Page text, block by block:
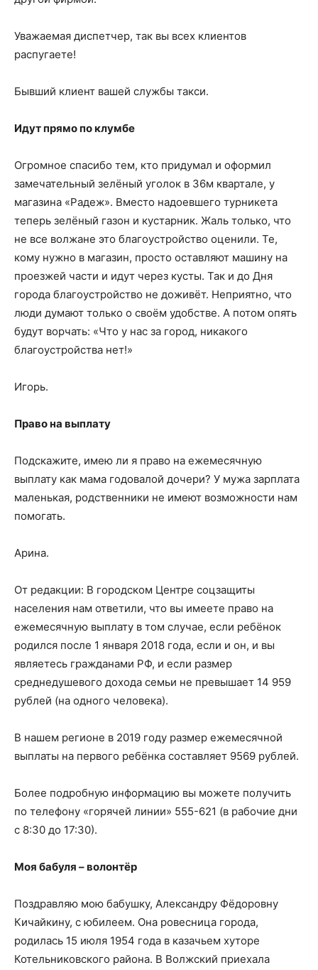
Уважаемая диспетчер, так вы всех клиентов
распугаете!
Бывший клиент вашей службы такси.
Идут прямо по клумбе
Огромное спасибо тем, кто придумал и оформил
замечательный зелёный уголок в 36м квартале, у
магазина «Радеж». Вместо надоевшего турникета
теперь зелёный газон и кустарник. Жаль только, что
не все волжане это благоустройство оценили. Те,
кому нужно в магазин, просто оставляют машину на
проезжей части и идут через кусты. Так и до Дня
города благоустройство не доживёт. Неприятно, что
люди думают только о своём удобстве. А потом опять
будут ворчать: «Что у нас за город, никакого
благоустройства нет!»
Игорь.
Право на выплату
Подскажите, имею ли я право на ежемесячную
выплату как мама годовалой дочери? У мужа зарплата
маленькая, родственники не имеют возможности нам
помогать.
Арина.
От редакции: В городском Центре соцзащиты
населения нам ответили, что вы имеете право на
ежемесячную выплату в том случае, если ребёнок
родился после 1 января 2018 года, если и он, и вы
являетесь гражданами РФ, и если размер
среднедушевого дохода семьи не превышает 14 959
рублей (на одного человека).
В нашем регионе в 2019 году размер ежемесячной
выплаты на первого ребёнка составляет 9569 рублей.
Более подробную информацию вы можете получить
по телефону «горячей линии» 555-621 (в рабочие дни
с 8:30 до 17:30).
Моя бабуля – волонтёр
Поздравляю мою бабушку, Александру Фёдоровну
Кичайкину, с юбилеем. Она ровесница города,
родилась 15 июля 1954 года в казачьем хуторе
Котельниковского района. В Волжский приехала